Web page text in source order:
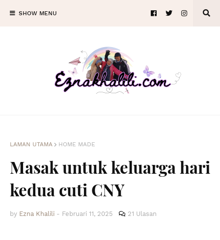
SHOW MENU
LAMAN UTAMA HOME MADE
Masak untuk keluarga hari
kedua cuti CNY
by Ezna Khalili - Februari 11, 2025 21 Ulasan